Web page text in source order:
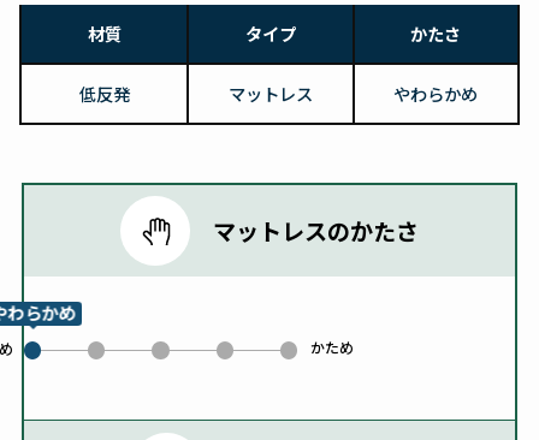
材質 タイプ かたさ
低反発 マットレス やわらかめ
マットレスのかたさ
0
わらかめ
1 2 3 かため
4